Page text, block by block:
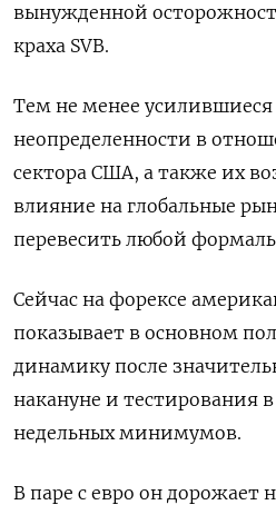
вынужденной
краха SVB.
Тем не менее усилившиеся
неопределенности в
сектора США, а также их
влияние на глобальные
перевесить любой
Сейчас на форексе
показывает в основном
динамику после
накануне и тестирования
недельных минимумов.
В паре с евро он дорожает